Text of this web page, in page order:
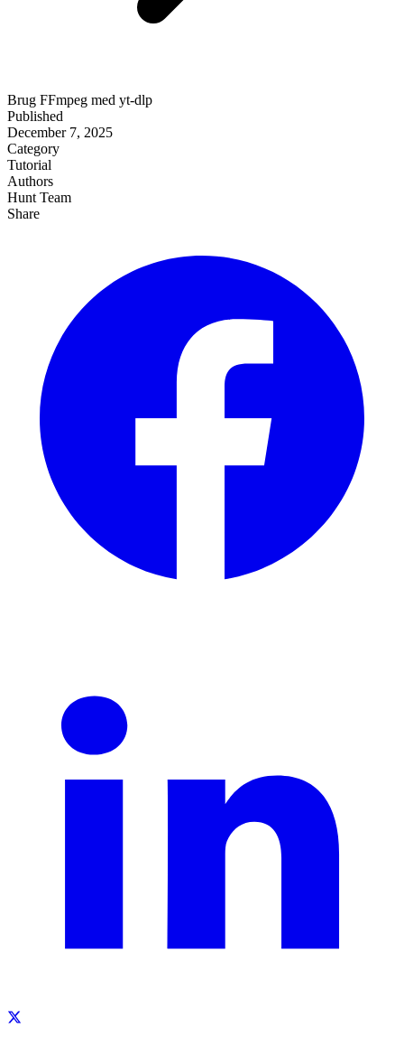
Brug FFmpeg med yt-dlp
Published
December 7, 2025
Category
Tutorial
Authors
Hunt Team
Share